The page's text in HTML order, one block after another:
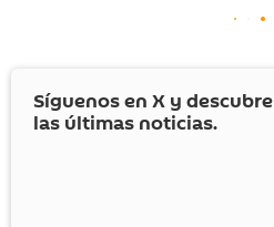
Síguenos en X y descubre
las últimas noticias.